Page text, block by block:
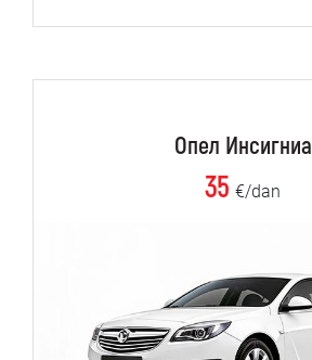
Опел Инсигниа
35 €/dan